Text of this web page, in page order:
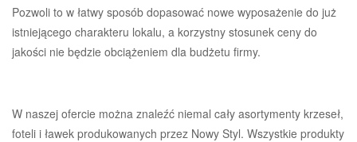
Pozwoli to w łatwy sposób dopasować nowe wyposażenie do już
istniejącego charakteru lokalu, a korzystny stosunek ceny do
jakości nie będzie obciążeniem dla budżetu firmy.
W naszej ofercie można znaleźć niemal cały asortymenty krzeseł,
foteli i ławek produkowanych przez Nowy Styl. Wszystkie produkty